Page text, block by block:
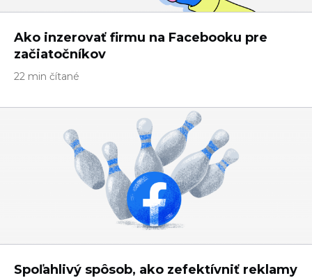
Ako inzerovať firmu na Facebooku pre
začiatočníkov
22 min čítané
Spoľahlivý spôsob, ako zefektívniť reklamy